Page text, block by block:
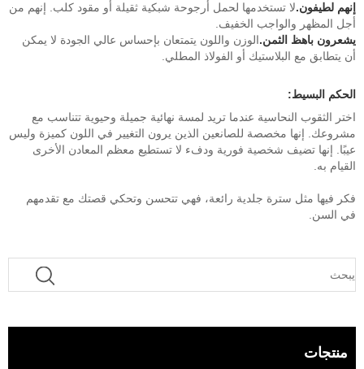
إنهم لطيفون.لا تستخدمها لحمل أرجوحة شبكية ثقيلة أو مقود كلب. إنهم من
أجل المظهر والواجب الخفيف.
يشعرون باهظ الثمن.الوزن واللون يتمتعان بإحساس عالي الجودة لا يمكن
أن يتطابق مع البلاستيك أو الفولاذ المطلي.
الحكم البسيط:
اختر الثقوب النحاسية عندما تريد لمسة نهائية جميلة وحيوية تتناسب مع
مشروعك. إنها مخصصة للصانعين الذين يرون التغيير في اللون كميزة وليس
عيبًا. إنها تضيف شخصية فورية ودفء لا تستطيع معظم المعادن الأخرى
القيام به.
فكر فيها مثل سترة جلدية رائعة، فهي تتحسن وتحكي قصتك مع تقدمهم
في السن.
منتجات